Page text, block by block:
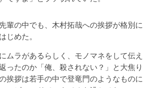
輩の中でも、木村拓哉への挨拶が格別に
じめた。
ムラがあるらしく、モノマネをして伝え
ったのか「俺、殺されない？」と大焦り
挨拶は若手の中で登竜門のようなものに